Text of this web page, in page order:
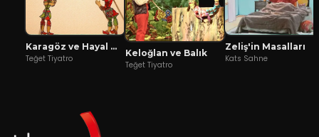
Karagöz ve Hayal Mızıkacıları
Teğet Tiyatro
Keloğlan ve Balık
Teğet Tiyatro
Zeliş'in Masalları
Kats Sahne